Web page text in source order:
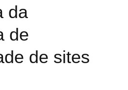
da
de
de sites